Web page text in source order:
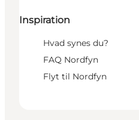
Inspiration
Hvad synes du?
FAQ Nordfyn
Flyt til Nordfyn